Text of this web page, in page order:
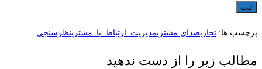
برچسب ها: تجاربصدای مشتریمدیریت_ارتباط_با_مشترینظرسنجی
مطالب زیر را از دست ندهید